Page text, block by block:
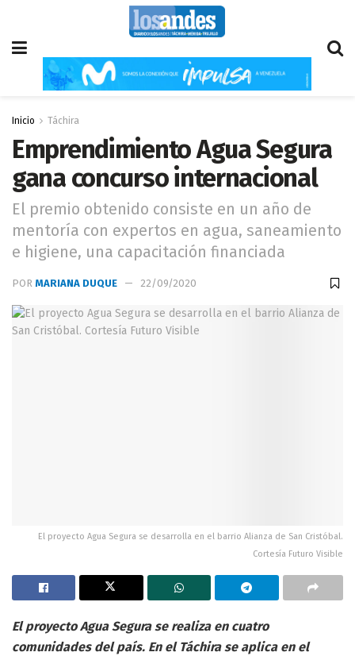
Inicio Táchira
Emprendimiento Agua Segura
gana concurso internacional
El premio obtenido consiste en un año de
mentoría con expertos en agua, saneamiento
e higiene, una capacitación financiada
POR MARIANA DUQUE 22/09/2020
El proyecto Agua Segura se desarrolla en el barrio Alianza de San Cristóbal.
Cortesía Futuro Visible
El proyecto Agua Segura se realiza en cuatro
comunidades del país. En el Táchira se aplica en el